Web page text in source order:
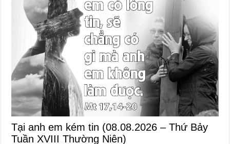
Tại anh em kém tin (08.08.2026 – Thứ Bảy
Tuần XVIII Thường Niên)